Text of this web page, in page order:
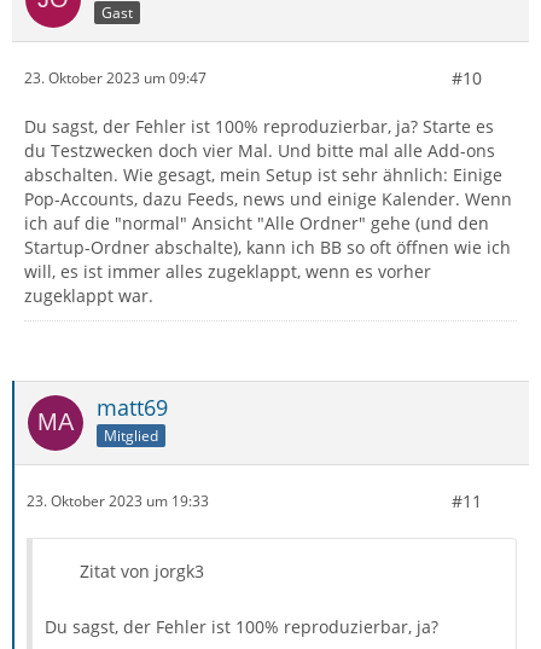
Gast
23. Oktober 2023 um 09:47 #10
Du sagst, der Fehler ist 100% reproduzierbar, ja? Starte es
du Testzwecken doch vier Mal. Und bitte mal alle Add-ons
abschalten. Wie gesagt, mein Setup ist sehr ähnlich: Einige
Pop-Accounts, dazu Feeds, news und einige Kalender. Wenn
ich auf die "normal" Ansicht "Alle Ordner" gehe (und den
Startup-Ordner abschalte), kann ich BB so oft öffnen wie ich
will, es ist immer alles zugeklappt, wenn es vorher
zugeklappt war.
matt69
Mitglied
23. Oktober 2023 um 19:33 #11
Zitat von jorgk3
Du sagst, der Fehler ist 100% reproduzierbar, ja?